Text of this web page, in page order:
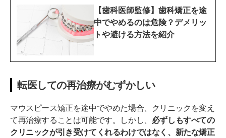
【歯科医師監修】歯科矯正を途
中でやめるのは危険？デメリッ
トや避ける方法を紹介
転医しての再治療がむずかしい
マウスピース矯正を途中でやめた場合、クリニックを変え
て再治療することは可能です。しかし、 必ずしもすべての
クリニックが引き受けてくれるわけではなく、新たな矯正